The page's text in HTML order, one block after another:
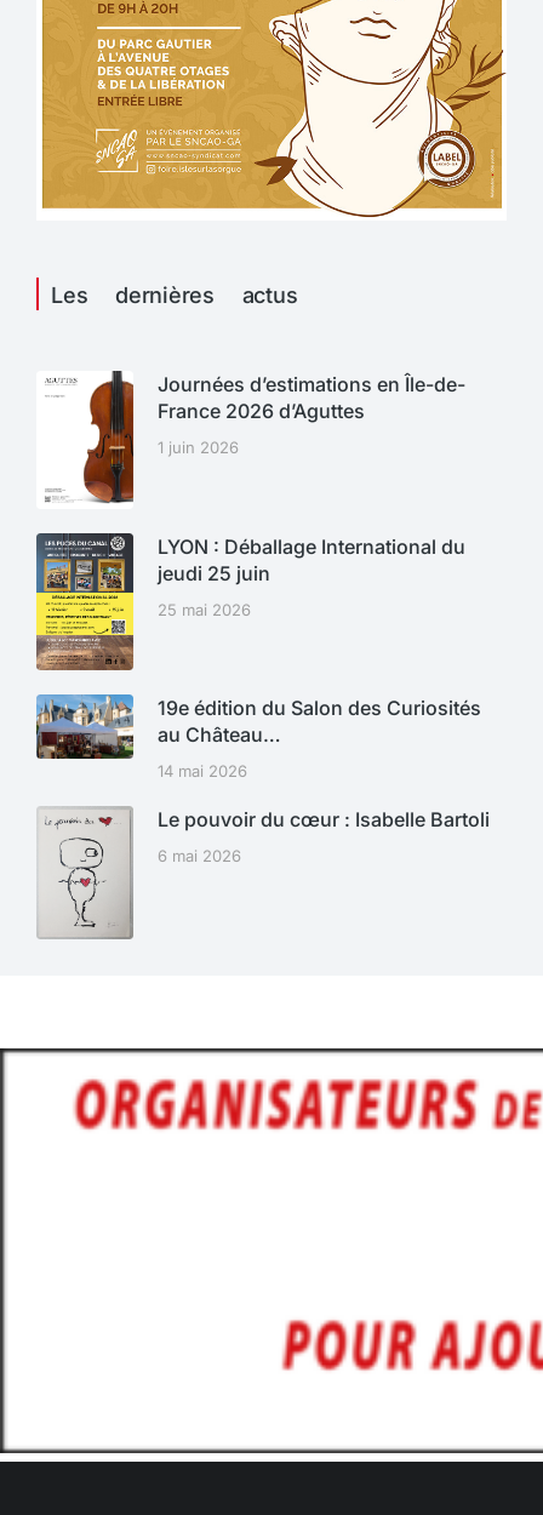
Les dernières actus
Journées d’estimations en Île-de-
France 2026 d’Aguttes
1 juin 2026
LYON : Déballage International du
jeudi 25 juin
25 mai 2026
19e édition du Salon des Curiosités
au Château…
14 mai 2026
Le pouvoir du cœur : Isabelle Bartoli
6 mai 2026